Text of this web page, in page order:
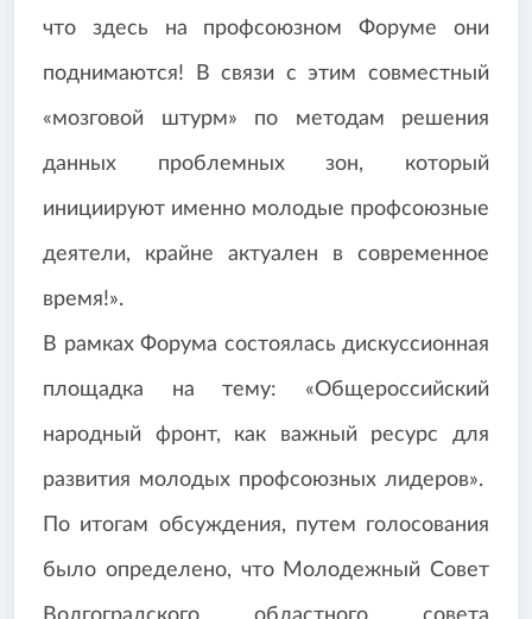
что здесь на профсоюзном Форуме они
поднимаются! В связи с этим совместный
«мозговой штурм» по методам решения
данных проблемных зон, который
инициируют именно молодые профсоюзные
деятели, крайне актуален в современное
время!».
В рамках Форума состоялась дискуссионная
площадка на тему: «Общероссийский
народный фронт, как важный ресурс для
развития молодых профсоюзных лидеров».
По итогам обсуждения, путем голосования
было определено, что Молодежный Совет